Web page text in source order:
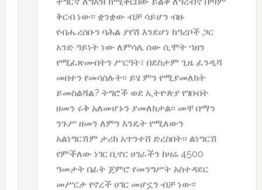
ቅርብ ነው፡፡ ቋንቋው ብቻ ሳይሆን ብዙ
የብሔረሰቡን ባሕል ያየሽ እንደሆነ ከዓረቦች ጋር
አንድ ዓይነት ነው ለምሳሌ ሰው ሲሞት ኀዘን
የሚፈጽሙበትን ሥርዓት፣ በደስታም ጊዜ ፈንዲሻ
መበተን የመሳሰሉት፡፡ ይሄ ምን የሚያመለክት
ይመስልሻል? ትግሮች ወደ ኢትዮጵያ የገቡበት
ዘመን ሩቅ አለመሆኑን ያመለክታል፡፡ መቸ በማን
ንጉሥ ዘመን ለምን እንዴት የሚለውን
አልነግርሽም ታሪክ አጥንተሸ ድረስበት፡፡ ልነግርሽ
የምችለው ነገር ቢኖር ሀገራችን ከዛሬ 4500
ዓመታት በፊት ጀምሮ የመንግሥት አስተዳደር
መሥርታ የኖረች ሀገር መሆኗን ብቻ ነው፡፡